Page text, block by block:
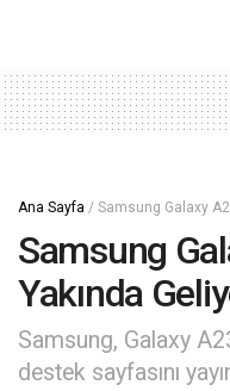
Ana Sayfa / Samsung Galaxy
Samsung
Yakında
Samsung, Galaxy
destek sayfasını